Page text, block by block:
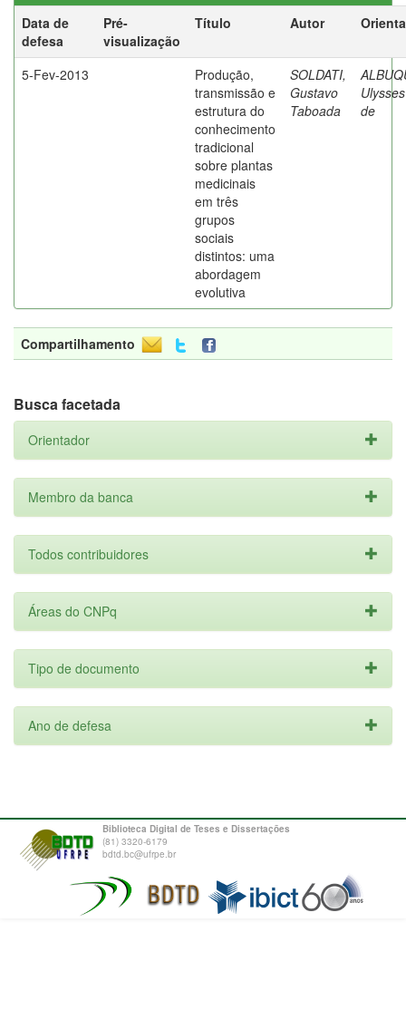
Data de
defesa
Pré-
visualização
Título Autor
5-Fev-2013
Produção,
transmissão e
estrutura do
conhecimento
tradicional
sobre plantas
medicinais
em três
grupos
sociais
distintos: uma
abordagem
evolutiva
SOLDATI,
Gustavo
Taboada
de
Compartilhamento
Busca facetada
Orientador
Membro da banca
Todos contribuidores
Áreas do CNPq
Tipo de documento
Ano de defesa
Biblioteca Digital de Teses e Dissertações
(81) 3320-6179
bdtd.bc@ufrpe.br